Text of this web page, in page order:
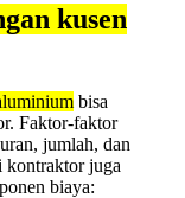
kusen
bisa
Faktor-faktor
jumlah, dan
kontraktor juga
biaya: